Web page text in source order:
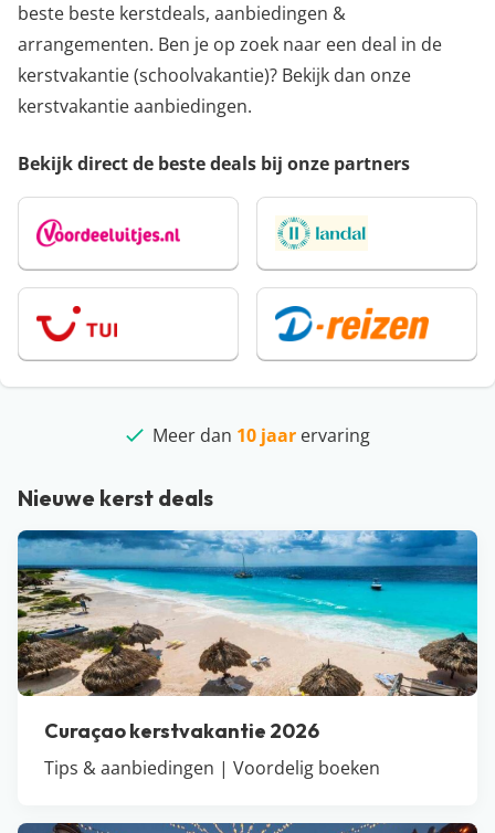
beste beste kerstdeals, aanbiedingen &
arrangementen. Ben je op zoek naar een deal in de
kerstvakantie (schoolvakantie)? Bekijk dan onze
kerstvakantie aanbiedingen.
Bekijk direct de beste deals bij onze partners
beste deals
Meer dan 10 jaarervaring
Klantbeoordeling4,9/5
Nieuwe kerst deals
Curaçao kerstvakantie 2026
Tips & aanbiedingen | Voordelig boeken